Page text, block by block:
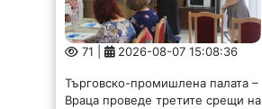
71 | 2026-08-07 15:08:36
Търговско-промишлена палата –
Враца проведе третите срещи на